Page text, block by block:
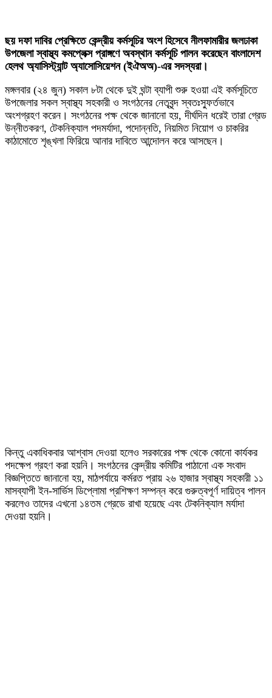
ছয় দফা দাবির প্রেক্ষিতে কেন্দ্রীয় কর্মসূচির অংশ হিসেবে নীলফামারীর জলঢাকা
উপজেলা স্বাস্থ্য কমপ্লেক্স প্রাঙ্গণে অবস্থান কর্মসূচি পালন করেছেন বাংলাদেশ
হেলথ অ্যাসিস্ট্যান্ট অ্যাসোসিয়েশন (ইঐঅঅ)-এর সদস্যরা।
মঙ্গলবার (২৪ জুন) সকাল ৮টা থেকে দুই ঘন্টা ব্যাপী শুরু হওয়া এই কর্মসূচিতে
উপজেলার সকল স্বাস্থ্য সহকারী ও সংগঠনের নেতৃবৃন্দ স্বতঃস্ফুর্তভাবে
অংশগ্রহণ করেন। সংগঠনের পক্ষ থেকে জানানো হয়, দীর্ঘদিন ধরেই তারা গ্রেড
উন্নীতকরণ, টেকনিক্যাল পদমর্যাদা, পদোন্নতি, নিয়মিত নিয়োগ ও চাকরির
কাঠামোতে শৃঙ্খলা ফিরিয়ে আনার দাবিতে আন্দোলন করে আসছেন।
কিন্তু একাধিকবার আশ্বাস দেওয়া হলেও সরকারের পক্ষ থেকে কোনো কার্যকর
পদক্ষেপ গ্রহণ করা হয়নি। সংগঠনের কেন্দ্রীয় কমিটির পাঠানো এক সংবাদ
বিজ্ঞপ্তিতে জানানো হয়, মাঠপর্যায়ে কর্মরত প্রায় ২৬ হাজার স্বাস্থ্য সহকারী ১১
মাসব্যাপী ইন-সার্ভিস ডিপ্লোমা প্রশিক্ষণ সম্পন্ন করে গুরুত্বপূর্ণ দায়িত্ব পালন
করলেও তাদের এখনো ১৪তম গ্রেডে রাখা হয়েছে এবং টেকনিক্যাল মর্যাদা
দেওয়া হয়নি।